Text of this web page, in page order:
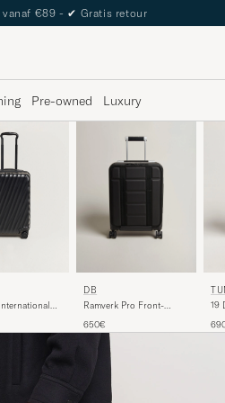
vanaf €89 - ✔ Gratis retour
Pre-owned Luxury
DB
Ramverk Pro Front-
Silver/Black
650€
19